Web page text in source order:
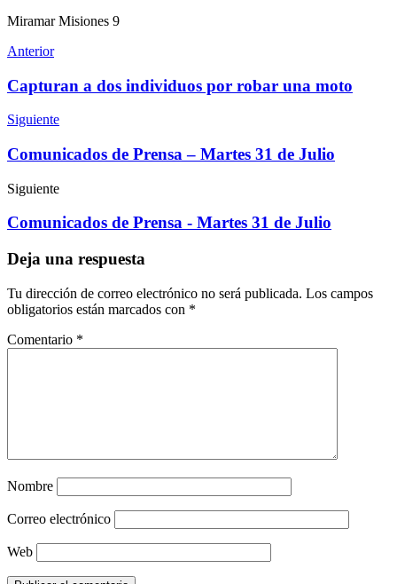
Miramar Misiones 9
Anterior
Capturan a dos individuos por robar una moto
Siguiente
Comunicados de Prensa – Martes 31 de Julio
Siguiente
Comunicados de Prensa - Martes 31 de Julio
Deja una respuesta
Tu dirección de correo electrónico no será publicada. Los campos
obligatorios están marcados con *
Comentario *
Nombre
Correo electrónico
Web